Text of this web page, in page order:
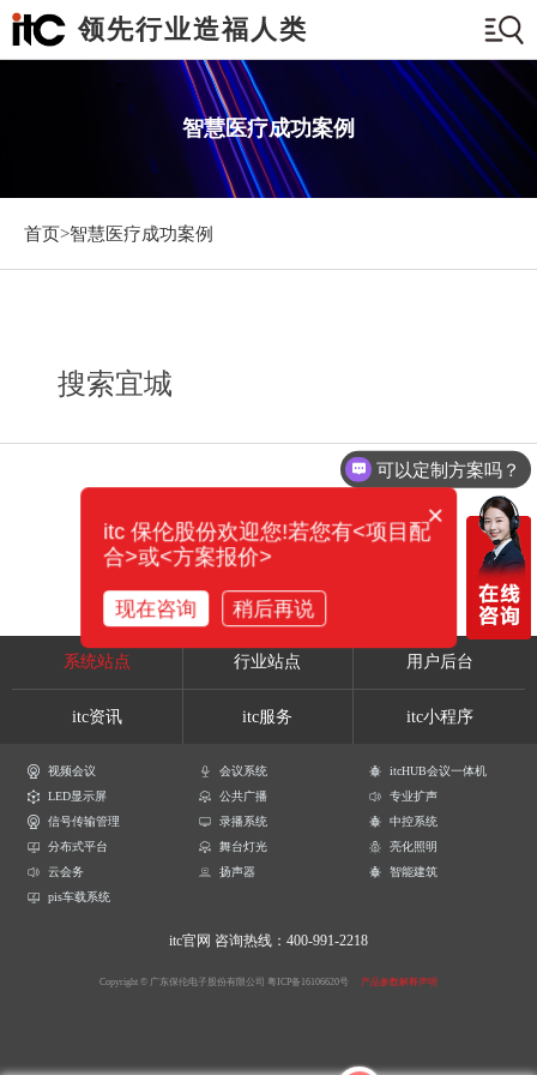
领先行业造福人类
智慧医疗成功案例
首页>智慧医疗成功案例
搜索宜城
系统站点 行业站点 用户后台
itc资讯 itc服务 itc小程序
视频会议 会议系统
itcHUB会议一体机
LED显示屏
公共广播
专业扩声
信号传输管理
录播系统
中控系统
分布式平台
舞台灯光
亮化照明
云会务
扬声器
智能建筑
pis车载系统
itc官网 咨询热线：400-991-2218
Copyright © 广东保伦电子股份有限公司 粤ICP备16106620号 产品参数解释声明
可以定制方案吗？
×
itc 保伦股份欢迎您!若您有<项目配
合>或<方案报价>
现在咨询 稍后再说